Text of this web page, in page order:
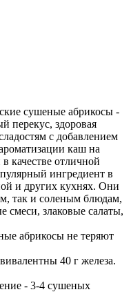
сушеные абрикосы -
перекус, здоровая
с добавлением
каш на
качестве отличной
ингредиент в
и других кухнях. Они
так и соленым блюдам,
смеси, злаковые салаты,
абрикосы не теряют
40 г железа.
- 3-4 сушеных